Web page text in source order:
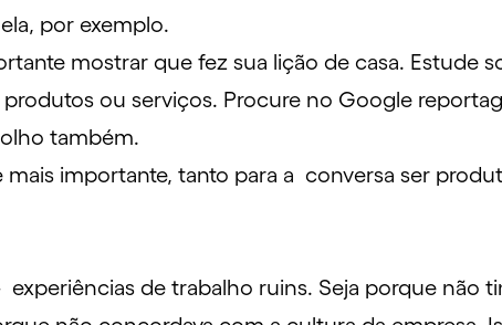
por exemplo.
mostrar que fez sua lição de casa. Estude
ou serviços. Procure no Google
também.
importante, tanto para a conversa ser
de trabalho ruins. Seja porque não